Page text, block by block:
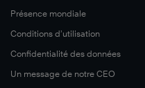
Présence mondiale
Conditions d’utilisation
Confidentialité des données
Un message de notre CEO